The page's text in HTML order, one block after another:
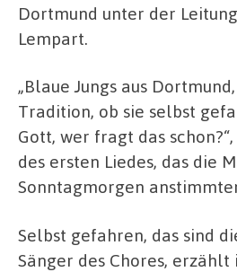
Dortmund unter der
Lempart.
„Blaue Jungs aus
Tradition, ob sie selbst
Gott, wer fragt das
des ersten Liedes, das die
Sonntagmorgen
Selbst gefahren, das sind
Sänger des Chores, erzählt